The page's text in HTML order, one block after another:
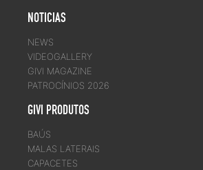
NOTICIAS
NEWS
VIDEOGALLERY
GIVI MAGAZINE
PATROCÍNIOS 2026
GIVI PRODUTOS
BAÚS
MALAS LATERAIS
CAPACETES